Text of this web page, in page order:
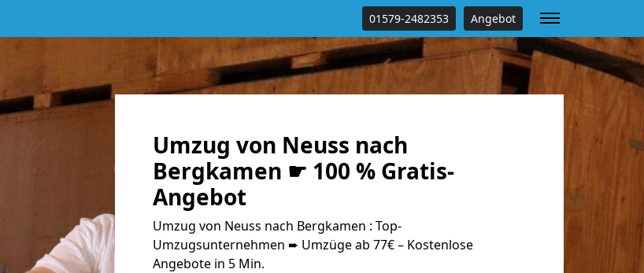
01579-2482353 Angebot
Umzug von Neuss nach
Bergkamen ☛ 100 % Gratis-
Angebot
Umzug von Neuss nach Bergkamen : Top-
Umzugsunternehmen ➨ Umzüge ab 77€ – Kostenlose
Angebote in 5 Min.